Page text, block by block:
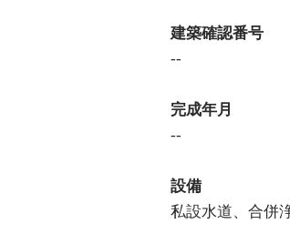
建築確認番号
--
完成年月
--
設備
私設水道、合併